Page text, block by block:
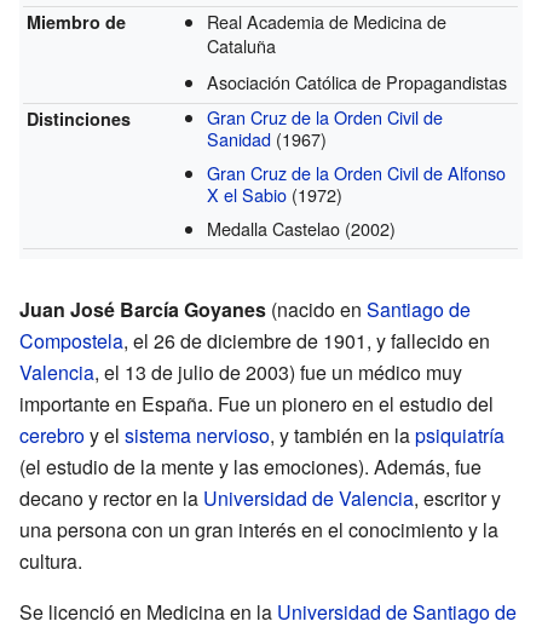
Miembro de
Real Academia de Medicina de
Cataluña
Asociación Católica de Propagandistas
Distinciones
Gran Cruz de la Orden Civil de
Sanidad (1967)
Gran Cruz de la Orden Civil de Alfonso
X el Sabio (1972)
Medalla Castelao (2002)
Juan José Barcía Goyanes (nacido en Santiago de
Compostela, el 26 de diciembre de 1901, y fallecido en
Valencia, el 13 de julio de 2003) fue un médico muy
importante en España. Fue un pionero en el estudio del
cerebroy el sistema nervioso, y también en lapsiquiatría
(el estudio de la mente y las emociones). Además, fue
decano y rector en la Universidad de Valencia, escritor y
una persona con un gran interés en el conocimiento y la
cultura.
Se licenció en Medicina en la Universidad de Santiago de